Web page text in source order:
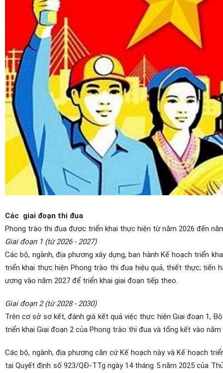
Các giai đoạn thi đua
Phong trào thi đua được triển khai thực hiện từ năm 2026 đến
Giai đoạn 1 (từ 2026 - 2027)
Các bộ, ngành, địa phương xây dựng, ban hành Kế hoạch triển
triển khai thực hiện Phong trào thi đua hiệu quả, thiết thực; tiến
ương vào năm 2027 để triển khai giai đoạn tiếp theo.
Giai đoạn 2 (từ 2028 - 2030)
Trên cơ sở sơ kết, đánh giá kết quả việc thực hiện Giai đoạn 1,
triển khai Giai đoạn 2 của Phong trào thi đua và tổng kết vào năm
Các bộ, ngành, địa phương căn cứ Kế hoạch này và Kế hoạch
tại Quyết định số 923/QĐ-TTg ngày 14 tháng 5 năm 2025 của